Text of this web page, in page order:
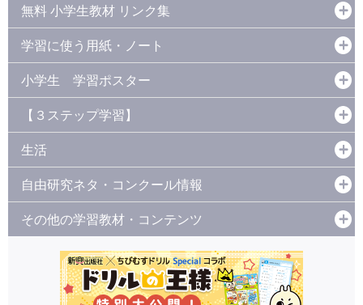
無料 小学生教材 リンク集
学習に使う用紙・ノート
小学生 学習ポスター
【３ステップ学習】
生活
自由研究ネタ・コンクール情報
その他の学習教材・コンテンツ